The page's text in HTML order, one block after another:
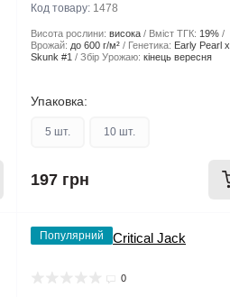
Код товару: 1478
Висота рослини: висока Вміст ТГК: 19%
Врожай: до 600 г/м² Генетика: Early Pearl x
Skunk #1
Збір Урожаю: кінець вересня
Упаковка:
5 шт. 10 шт.
197 грн
Популярний
0